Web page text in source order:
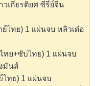
วเกียรติยศ ซีรี่ย์จีน
ไทย) 1 แผ่นจบ หลิวเต๋อ
ทย+ซับไทย) 1 แผ่นจบ
มันส์
ไทย) 1 แผ่นจบ